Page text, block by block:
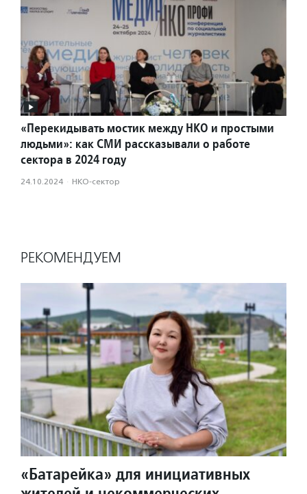
«Перекидывать мостик между НКО и простыми
людьми»: как СМИ рассказывали о работе
сектора в 2024 году
24.10.2024 · НКО-сектор
РЕКОМЕНДУЕМ
«Батарейка» для инициативных